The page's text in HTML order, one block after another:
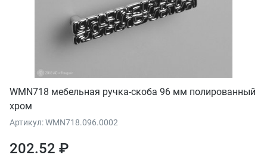
WMN718 мебельная ручка-скоба 96 мм полированный
хром
Артикул: WMN718.096.0002
202.52 ₽